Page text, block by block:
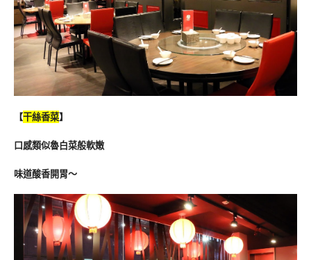
【干絲香菜】
口感類似魯白菜般軟嫩
味道酸香開胃～